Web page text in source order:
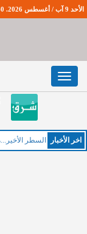
الأحد 9 آب / أغسطس 2026. 12:36:31 مساءً
Toggle
navigation
اخر اﻷخبار الخ